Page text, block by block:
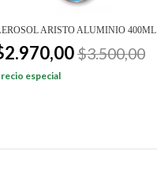
ARISTO ALUMINIO 400ML
$3.500,00
especial